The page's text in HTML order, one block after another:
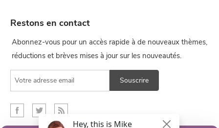
Restons en contact
Abonnez-vous pour un accès rapide à de nouveaux thèmes,
réductions et brèves mises à jour sur les nouveautés.
Souscrire